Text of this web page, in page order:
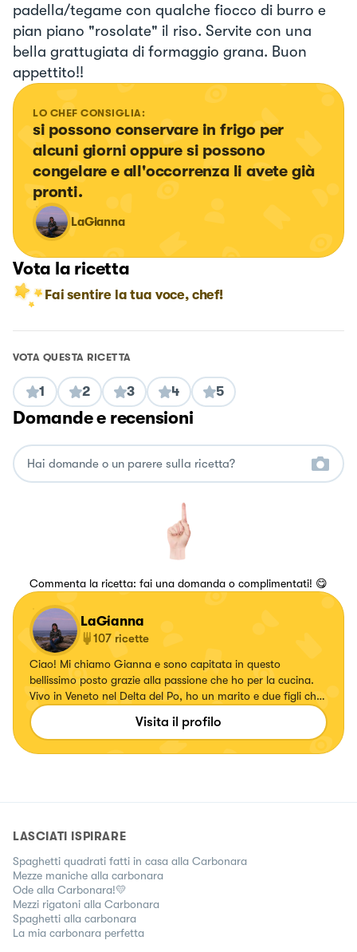
padella/tegame con qualche fiocco di burro e
pian piano "rosolate" il riso. Servite con una
bella grattugiata di formaggio grana. Buon
appettito!!
LO CHEF CONSIGLIA:
si possono conservare in frigo per
alcuni giorni oppure si possono
congelare e all'occorrenza li avete già
pronti.
LaGianna
Vota la ricetta
Fai sentire la tua voce, chef!
VOTA QUESTA RICETTA
1 2 3 4 5
Domande e recensioni
Commenta la ricetta: fai una domanda o complimentati! 😋
LaGianna
107 ricette
Ciao! Mi chiamo Gianna e sono capitata in questo
bellissimo posto grazie alla passione che ho per la cucina.
Vivo in Veneto nel Delta del Po, ho un marito e due figli che
sono i miei giudici a tavola e che apprezzano quello che
preparo loro. Inizia così questa inaspettata nuova
Visita il profilo
LASCIATI ISPIRARE
Spaghetti quadrati fatti in casa alla Carbonara
Mezze maniche alla carbonara
Ode alla Carbonara!💛
Mezzi rigatoni alla Carbonara
Spaghetti alla carbonara
La mia carbonara perfetta